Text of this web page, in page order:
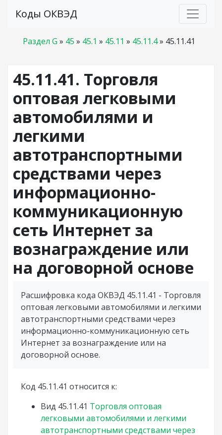
Коды ОКВЭД
Раздел G » 45 » 45.1 » 45.11 » 45.11.4» 45.11.41
45.11.41. Торговля
оптовая легковыми
автомобилями и
легкими
автотранспортными
средствами через
информационно-
коммуникационную
сеть Интернет за
вознаграждение или
на договорной основе
Расшифровка кода ОКВЭД 45.11.41 - Торговля
оптовая легковыми автомобилями и легкими
автотранспортными средствами через
информационно-коммуникационную сеть
Интернет за вознаграждение или на
договорной основе.
Код 45.11.41 относится к:
Вид 45.11.41 Торговля оптовая
легковыми автомобилями и легкими
автотранспортными средствами через